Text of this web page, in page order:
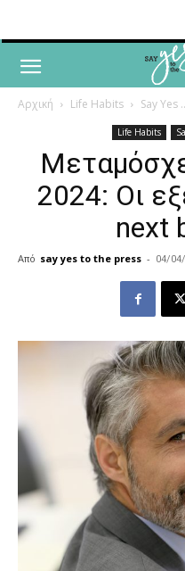
Αρχική Life Habits Say Yes
Life Habits
2024: Οι
next
Από say yes to the press - 04/